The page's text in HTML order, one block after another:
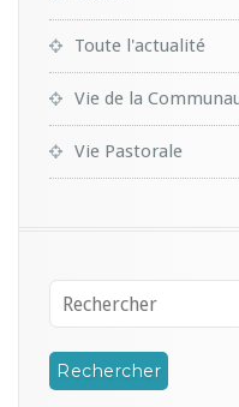
Toute l'actualité
Vie de la
Vie Pastorale